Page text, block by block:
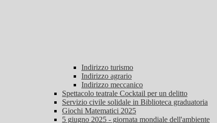
Indirizzo turismo
Indirizzo agrario
Indirizzo meccanico
Spettacolo teatrale Cocktail per un delitto
Servizio civile solidale in Biblioteca graduatoria
Giochi Matematici 2025
5 giugno 2025 - giornata mondiale dell'ambiente